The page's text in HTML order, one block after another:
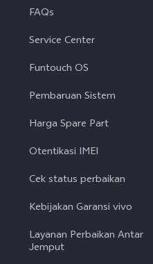
FAQs
Service Center
Funtouch OS
Pembaruan Sistem
Harga Spare Part
Otentikasi IMEI
Cek status perbaikan
Kebijakan Garansi vivo
Layanan Perbaikan Antar
Jemput